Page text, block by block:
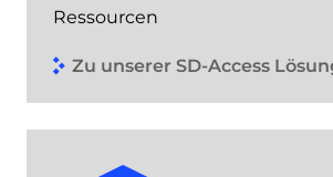
Ressourcen
Zu unserer SD-Access